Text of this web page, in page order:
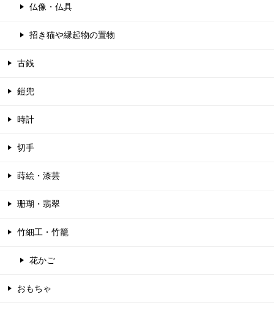
仏像・仏具
招き猫や縁起物の置物
古銭
鎧兜
時計
切手
蒔絵・漆芸
珊瑚・翡翠
竹細工・竹籠
花かご
おもちゃ